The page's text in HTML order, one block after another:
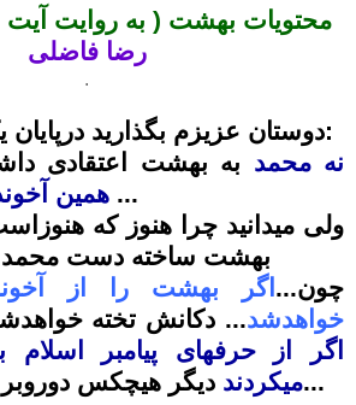
محتویات بهشت ( به روایت آیت
رضا فاضلی
.
دوستان عزیزم بگذارید درپایان یک جمع بندی کنم:
نه محمد به بهشت اعتقادی
همین ...
ولی میدانید چرا هنوز که
بهشت ساخته دست محمد
چون... اگر بهشت را از
خواهدشد... دکانش تخته
اگر از حرفهای پیامبر
میکردنددیگر هیچکس دوروبر وی باقی نمیماند...